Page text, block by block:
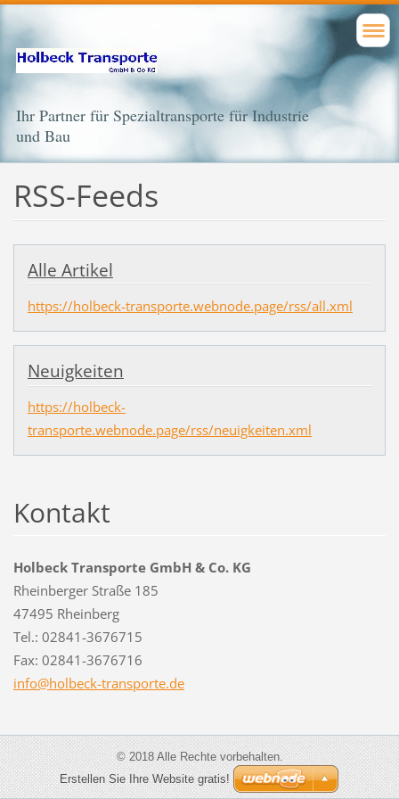
Ihr Partner für Spezialtransporte für Industrie
und Bau
RSS-Feeds
Alle Artikel
https://holbeck-transporte.webnode.page/rss/all.xml
Neuigkeiten
https://holbeck-
transporte.webnode.page/rss/neuigkeiten.xml
Kontakt
Holbeck Transporte GmbH & Co. KG
Rheinberger Straße 185
47495 Rheinberg
Tel.: 02841-3676715
Fax: 02841-3676716
info@holbeck-transporte.de
© 2018 Alle Rechte vorbehalten.
Erstellen Sie Ihre Website gratis!